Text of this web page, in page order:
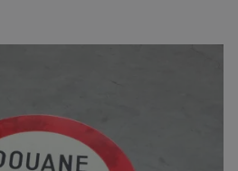
vrijwel alle type
van het transport,